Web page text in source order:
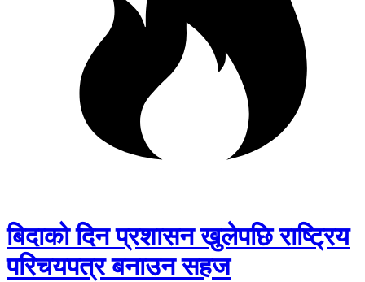
बिदाको दिन प्रशासन खुलेपछि राष्ट्रिय
परिचयपत्र बनाउन सहज